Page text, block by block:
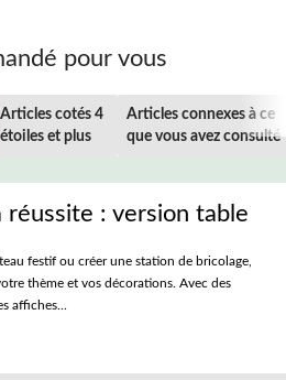
pour vous
Articles cotés 4
étoiles et plus
Articles connexes à ce
que vous avez consulté
réussite : version table
festif ou créer une station de bricolage,
thème et vos décorations. Avec des
affiches...